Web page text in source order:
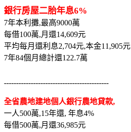
銀行房屋二胎年息6%
7年本利攤,最高9000萬
每借100萬,月還14,609元
平均每月還利息2,704元,本金11,905元
7年84個月總計還122.7萬
-------------------------------------------
全省農地建地個人銀行農地貸款,
一人500萬,15年還, 年息4%
每借500萬,月還36,985元